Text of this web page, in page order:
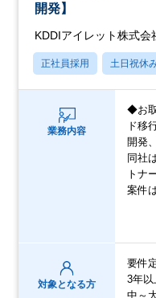
開発】
KDDIアイレット株式会
正社員採用 土日祝休
業務内容
◆お
ド移
開発
同社
トナ
案件
対象となる方
要件
3年以
中～